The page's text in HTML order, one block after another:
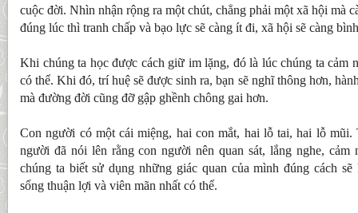
cuộc đời. Nhìn nhận rộng ra một chút, chẳng phải một xã hội mà
đúng lúc thì tranh chấp và bạo lực sẽ càng ít đi, xã hội sẽ càng
Khi chúng ta học được cách giữ im lặng, đó là lúc chúng ta cảm
có thể. Khi đó, trí huệ sẽ được sinh ra, bạn sẽ nghĩ thông hơn,
mà đường đời cũng đỡ gập ghềnh chông gai hơn.
Con người có một cái miệng, hai con mắt, hai lỗ tai, hai lỗ mũi.
người đã nói lên rằng con người nên quan sát, lắng nghe, cảm
chúng ta biết sử dụng những giác quan của mình đúng cách
sống thuận lợi và viên mãn nhất có thể.